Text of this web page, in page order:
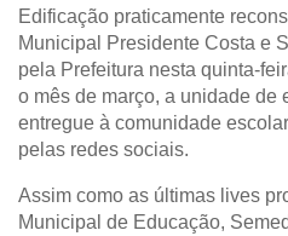
Edificação praticamente
Municipal Presidente Costa e
pela Prefeitura nesta quinta-
o mês de março, a unidade de
entregue à comunidade
pelas redes sociais.
Assim como as últimas lives
Municipal de Educação,